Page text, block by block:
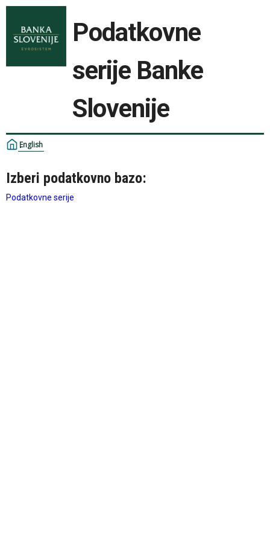
Podatkovne
serije Banke
Slovenije
English
Izberi podatkovno bazo:
Podatkovne serije